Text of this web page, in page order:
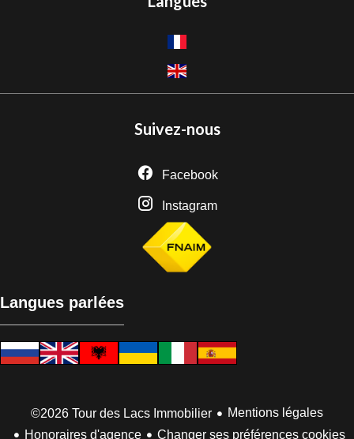
Suivez-nous
Facebook
Instagram
Langues parlées
©2026 Tour des Lacs Immobilier
Mentions légales
Honoraires d'agence
Changer ses préférences cookies